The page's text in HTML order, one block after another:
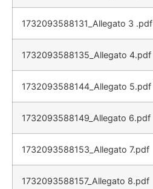
1732093588131_Allegato 3 .pdf
1732093588135_Allegato 4.pdf
1732093588144_Allegato 5.pdf
1732093588149_Allegato 6.pdf
1732093588153_Allegato 7.pdf
1732093588157_Allegato 8.pdf